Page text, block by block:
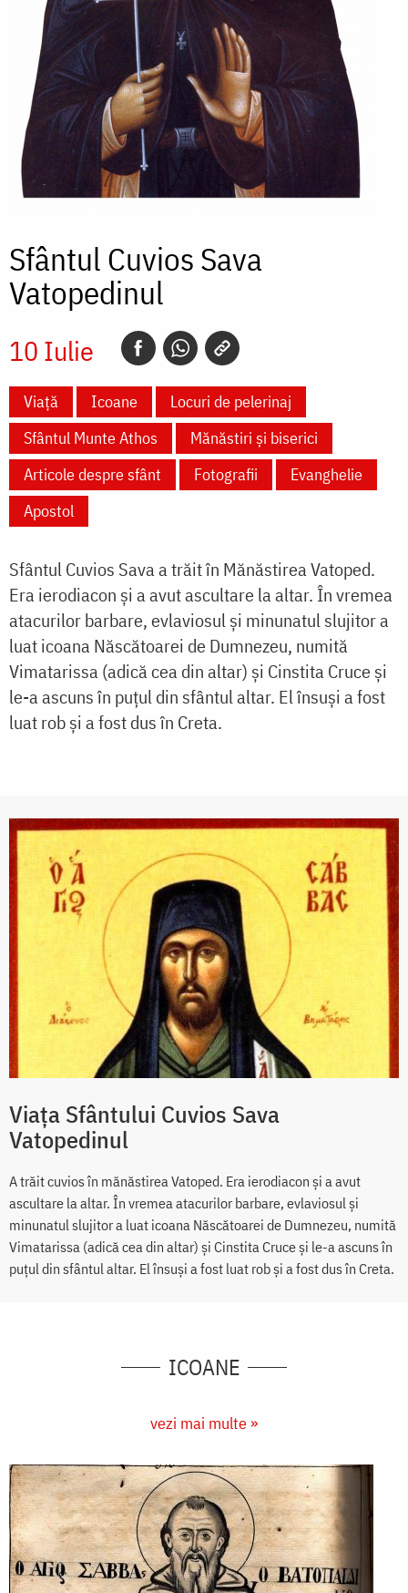
Sfântul Cuvios Sava
Vatopedinul
10 Iulie
Viață Icoane
Locuri de pelerinaj
Sfântul Munte Athos
Mănăstiri și biserici
Articole despre sfânt
Fotografii
Evanghelie
Apostol
Sfântul Cuvios Sava a trăit în Mănăstirea Vatoped.
Era ierodiacon și a avut ascultare la altar. În vremea
atacurilor barbare, evlaviosul și minunatul slujitor a
luat icoana Născătoarei de Dumnezeu, numită
Vimatarissa (adică cea din altar) și Cinstita Cruce și
le-a ascuns în puțul din sfântul altar. El însuși a fost
luat rob și a fost dus în Creta.
Viața Sfântului Cuvios Sava
Vatopedinul
A trăit cuvios în mănăstirea Vatoped. Era ierodiacon și a avut
ascultare la altar. În vremea atacurilor barbare, evlaviosul și
minunatul slujitor a luat icoana Născătoarei de Dumnezeu, numită
Vimatarissa (adică cea din altar) și Cinstita Cruce și le-a ascuns în
puțul din sfântul altar. El însuși a fost luat rob și a fost dus în Creta.
ICOANE
vezi mai multe »